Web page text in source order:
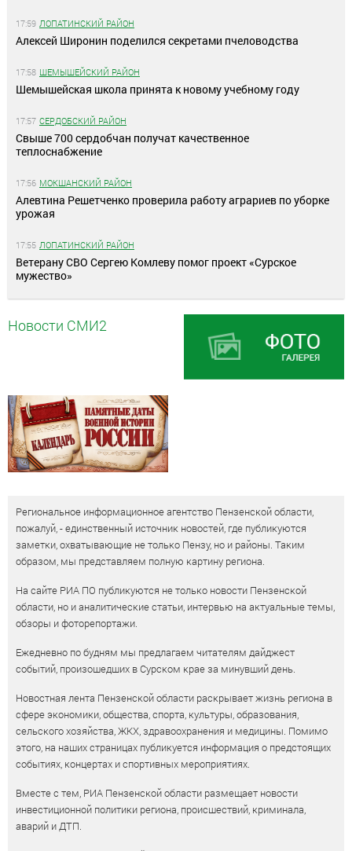
17:59 ЛОПАТИНСКИЙ РАЙОН
Алексей Широнин поделился секретами пчеловодства
17:58 ШЕМЫШЕЙСКИЙ РАЙОН
Шемышейская школа принята к новому учебному году
17:57 СЕРДОБСКИЙ РАЙОН
Свыше 700 сердобчан получат качественное
теплоснабжение
17:56 МОКШАНСКИЙ РАЙОН
Алевтина Решетченко проверила работу аграриев по уборке
урожая
17:55 ЛОПАТИНСКИЙ РАЙОН
Ветерану СВО Сергею Комлеву помог проект «Сурское
мужество»
Новости СМИ2
Региональное информационное агентство Пензенской области,
пожалуй, - единственный источник новостей, где публикуются
заметки, охватывающие не только Пензу, но и районы. Таким
образом, мы представляем полную картину региона.
На сайте РИА ПО публикуются не только новости Пензенской
области, но и аналитические статьи, интервью на актуальные темы,
обзоры и фоторепортажи.
Ежедневно по будням мы предлагаем читателям дайджест
событий, произошедших в Сурском крае за минувший день.
Новостная лента Пензенской области раскрывает жизнь региона в
сфере экономики, общества, спорта, культуры, образования,
сельского хозяйства, ЖКХ, здравоохранения и медицины. Помимо
этого, на наших страницах публикуется информация о предстоящих
событиях, концертах и спортивных мероприятиях.
Вместе с тем, РИА Пензенской области размещает новости
инвестиционной политики региона, происшествий, криминала,
аварий и ДТП.